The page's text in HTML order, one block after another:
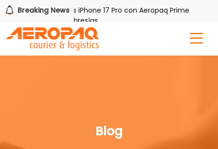
Breaking News
Gana uno de tres iPhone 17 Pro con Aeropaq Prime
nuevas membresías
Blog